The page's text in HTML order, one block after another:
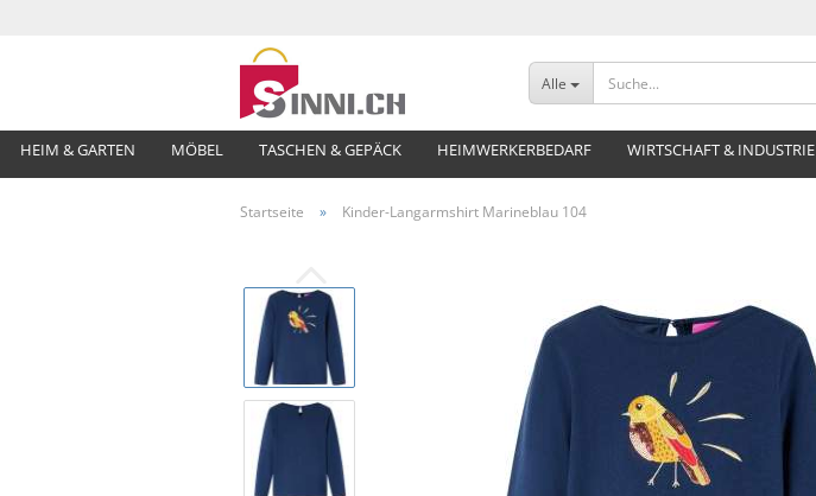
Alle
HEIM & GARTEN MÖBEL TASCHEN & GEPÄCK HEIMWERKERBEDARF WIRTSCHAFT & INDUSTRIE
Startseite »
Kinder-Langarmshirt Marineblau 104